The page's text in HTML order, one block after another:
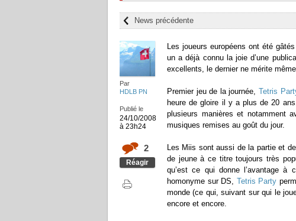
News précédente
Par
HDLB PN
Publié le
24/10/2008
à 23h24
2
Réagir
Les joueurs européens ont été
un a déjà connu la joie d’une
excellents, le dernier ne mérite
Premier jeu de la journée, Tetris
heure de gloire il y a plus de 20
plusieurs manières et notamment
musiques remises au goût du jour.
Les Miis sont aussi de la partie et
de jeune à ce titre toujours très
qu’est ce qui donne l’avantage
homonyme sur DS, Tetris Party
monde (ce qui, suivant sur qui le
encore et encore.